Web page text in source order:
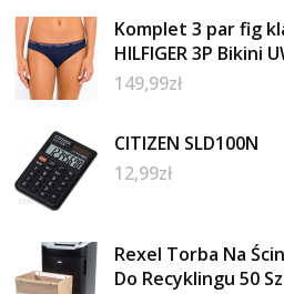
Komplet 3 par fig
HILFIGER 3P Bikini
149,99zł
CITIZEN SLD100N
12,99zł
Rexel Torba Na
Do Recyklingu 50